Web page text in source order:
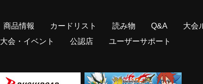
商品情報 カードリスト 読み物 Q&A
大会
大会・イベント 公認店 ユーザーサポート